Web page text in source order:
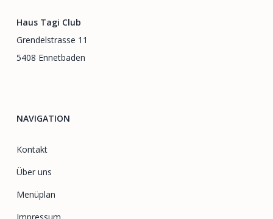
Haus Tagi Club
Grendelstrasse 11
5408 Ennetbaden
NAVIGATION
Kontakt
Über uns
Menüplan